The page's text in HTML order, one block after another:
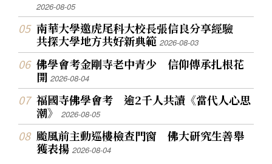
2026-08-05
南華大學邀虎尾科大校長張信良分享經驗
共探大學地方共好新典範2026-08-03
佛學會考金剛寺老中青少 信仰傳承扎根花
開2026-08-04
福國寺佛學會考 逾2千人共讀《當代人心思
潮》2026-08-05
颱風前主動巡樓檢查門窗 佛大研究生善舉
獲表揚2026-08-04